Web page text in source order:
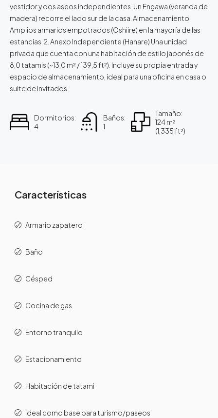
vestidor y dos aseos independientes. Un Engawa (veranda de
madera) recorre el lado sur de la casa. Almacenamiento:
Amplios armarios empotrados (Oshiire) en la mayoría de las
estancias. 2. Anexo Independiente (Hanare) Una unidad
privada que cuenta con una habitación de estilo japonés de
8,0 tatamis (~13,0 m² / 139,5 ft²). Incluye su propia entrada y
espacio de almacenamiento, ideal para una oficina en casa o
suite de invitados.
Dormitorios:
4
Baños:
1
Tamaño:
124 m²
(1,335 ft²)
Características
Armario zapatero
Baño
Césped
Cocina de gas
Entorno tranquilo
Estacionamiento
Habitación de tatami
Ideal como base para turismo/paseos